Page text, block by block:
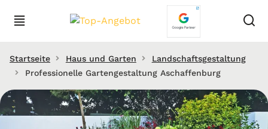
Startseite Haus und Garten
Landschaftsgestaltung
Professionelle Gartengestaltung Aschaffenburg